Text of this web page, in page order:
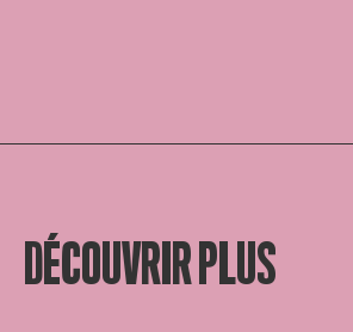
DÉCOUVRIR PLUS